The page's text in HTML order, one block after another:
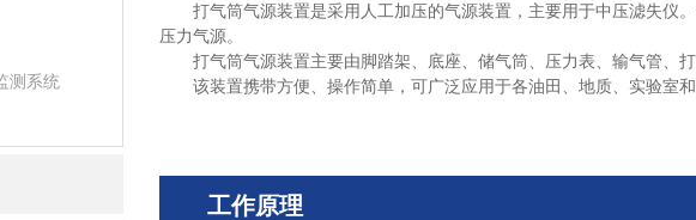
测系统
打气筒气源装置是采用人工加压的气源装置，主要用于中压滤失仪
压力气源。
打气筒气源装置主要由脚踏架、底座、储气筒、压力表、输气管、
该装置携带方便、操作简单，可广泛应用于各油田、地质、实验室和
工作原理